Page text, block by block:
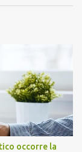
occorre la